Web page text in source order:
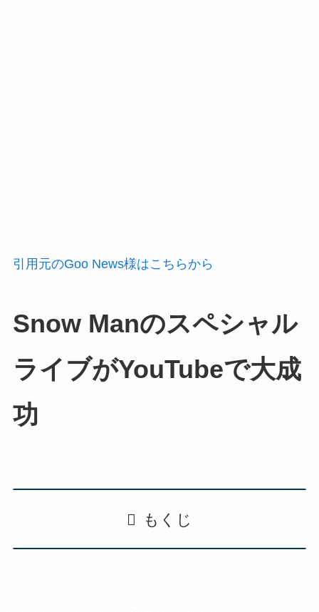
引用元のGoo News様はこちらから
Snow Manのスペシャル
ライブがYouTubeで大成
功
もくじ